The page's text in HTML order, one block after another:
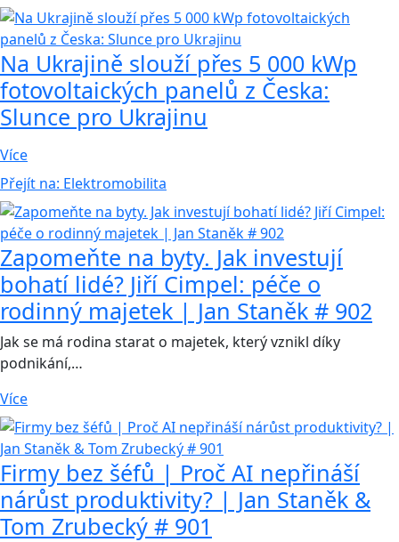
Na Ukrajině slouží přes 5 000 kWp
fotovoltaických panelů z Česka:
Slunce pro Ukrajinu
Více
Přejít na: Elektromobilita
Zapomeňte na byty. Jak investují
bohatí lidé? Jiří Cimpel: péče o
rodinný majetek | Jan Staněk # 902
Jak se má rodina starat o majetek, který vznikl díky
podnikání,…
Více
Firmy bez šéfů | Proč AI nepřináší
nárůst produktivity? | Jan Staněk &
Tom Zrubecký # 901